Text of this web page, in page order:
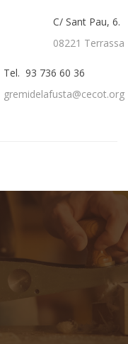
C/ Sant Pau, 6.
08221 Terrassa
Tel. 93 736 60 36
gremidelafusta@cecot.org